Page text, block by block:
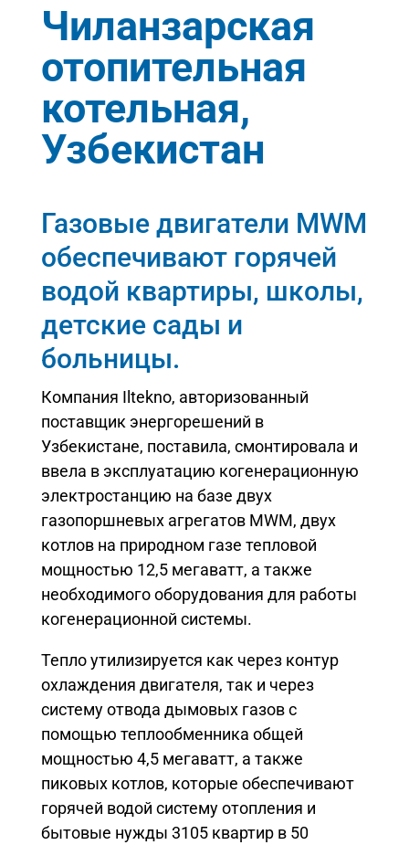
Чиланзарская
отопительная
котельная,
Узбекистан
Газовые двигатели MWM
обеспечивают горячей
водой квартиры, школы,
детские сады и
больницы.
Компания Iltekno, авторизованный
поставщик энергорешений в
Узбекистане, поставила, смонтировала и
ввела в эксплуатацию когенерационную
электростанцию на базе двух
газопоршневых агрегатов MWM, двух
котлов на природном газе тепловой
мощностью 12,5 мегаватт, а также
необходимого оборудования для работы
когенерационной системы.
Тепло утилизируется как через контур
охлаждения двигателя, так и через
систему отвода дымовых газов с
помощью теплообменника общей
мощностью 4,5 мегаватт, а также
пиковых котлов, которые обеспечивают
горячей водой систему отопления и
бытовые нужды 3105 квартир в 50